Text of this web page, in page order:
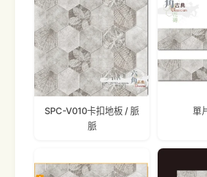
SPC-V010卡扣地板 / 脈
脈
單